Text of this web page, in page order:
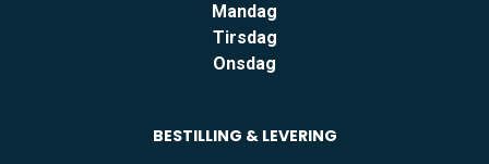
Mandag
Tirsdag
Onsdag
BESTILLING & LEVERING